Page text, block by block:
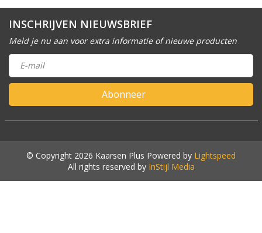
INSCHRIJVEN NIEUWSBRIEF
Meld je nu aan voor extra informatie of nieuwe producten
Abonneer
© Copyright 2026 Kaarsen Plus Powered by Lightspeed
All rights reserved by InStijl Media